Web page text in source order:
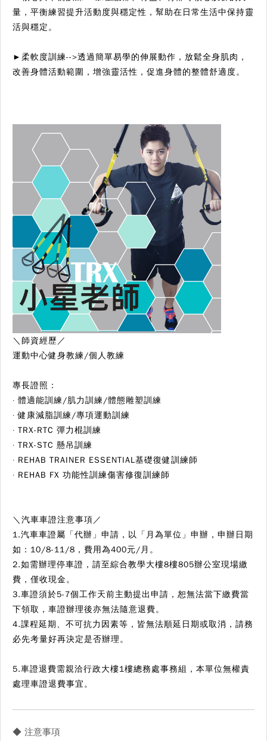
量，平衡練習提升活動度與穩定性，幫助在日常生活中保持靈
活與穩定。
►柔軟度訓練-->透過簡單易學的伸展動作，放鬆全身肌肉，
改善身體活動範圍，增強靈活性，促進身體的整體舒適度。
＼師資經歷／
運動中心健身教練/個人教練
專長證照：
· 體適能訓練/肌力訓練/體態雕塑訓練
·健康減脂訓練/專項運動訓練
· TRX-RTC 彈力棍訓練
· TRX-STC 懸吊訓練
· REHAB TRAINER ESSENTIAL基礎復健訓練師
· REHAB FX 功能性訓練傷害修復訓練師
＼ 汽車車證注意事項／
1.汽車車證屬「代辦」申請，以「月為單位」申辦，申辦日期
如：10/8-11/8，費用為400元/月。
2.如需辦理停車證，請至綜合教學大樓8樓805辦公室現場繳
費，僅收現金。
3.車證須於5-7個工作天前主動提出申請，恕無法當下繳費當
下領取，車證辦理後亦無法隨意退費。
4.課程延期、不可抗力因素等，皆無法順延日期或取消，請務
必先考量好再決定是否辦理。
5.車證退費需親洽行政大樓1樓總務處事務組，本單位無權責
處理車證退費事宜。
◆ 注意事項